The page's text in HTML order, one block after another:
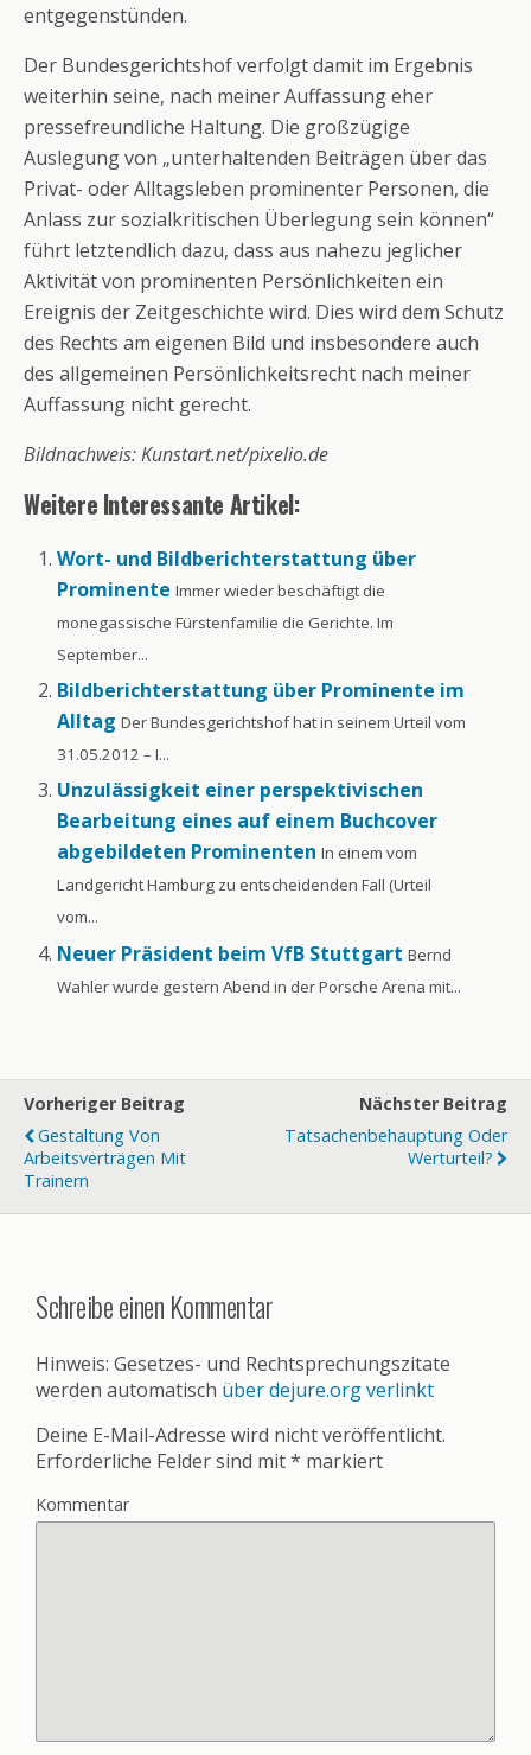
entgegenstünden.
Der Bundesgerichtshof verfolgt damit im Ergebnis
weiterhin seine, nach meiner Auffassung eher
pressefreundliche Haltung. Die großzügige
Auslegung von „unterhaltenden Beiträgen über das
Privat- oder Alltagsleben prominenter Personen, die
Anlass zur sozialkritischen Überlegung sein können“
führt letztendlich dazu, dass aus nahezu jeglicher
Aktivität von prominenten Persönlichkeiten ein
Ereignis der Zeitgeschichte wird. Dies wird dem Schutz
des Rechts am eigenen Bild und insbesondere auch
des allgemeinen Persönlichkeitsrecht nach meiner
Auffassung nicht gerecht.
Bildnachweis: Kunstart.net/pixelio.de
Weitere Interessante Artikel:
Wort- und Bildberichterstattung über
Prominente Immer wieder beschäftigt die
monegassische Fürstenfamilie die Gerichte. Im
September...
Bildberichterstattung über Prominente im
Alltag Der Bundesgerichtshof hat in seinem Urteil vom
31.05.2012 – I...
Unzulässigkeit einer perspektivischen
Bearbeitung eines auf einem Buchcover
abgebildeten Prominenten In einem vom
Landgericht Hamburg zu entscheidenden Fall (Urteil
vom...
Neuer Präsident beim VfB Stuttgart Bernd
Wahler wurde gestern Abend in der Porsche Arena mit...
Vorheriger Beitrag
Gestaltung Von
Arbeitsverträgen Mit
Trainern
Nächster Beitrag
Tatsachenbehauptung Oder
Werturteil?
Schreibe einen Kommentar
Hinweis: Gesetzes- und Rechtsprechungszitate
werden automatisch über dejure.org verlinkt
Deine E-Mail-Adresse wird nicht veröffentlicht.
Erforderliche Felder sind mit* markiert
Kommentar